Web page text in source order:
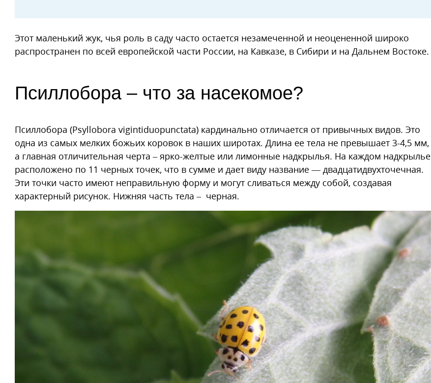
Этот маленький жук, чья роль в саду часто остается незамеченной и неоцененной широко
распространен по всей европейской части России, на Кавказе, в Сибири и на Дальнем Востоке.
Псиллобора – что за насекомое?
Псиллобора (Psyllobora vigintiduopunctata) кардинально отличается от привычных видов. Это
одна из самых мелких божьих коровок в наших широтах. Длина ее тела не превышает 3-4,5 мм,
а главная отличительная черта – ярко-желтые или лимонные надкрылья. На каждом надкрылье
расположено по 11 черных точек, что в сумме и дает виду название — двадцатидвухточечная.
Эти точки часто имеют неправильную форму и могут сливаться между собой, создавая
характерный рисунок. Нижняя часть тела – черная.